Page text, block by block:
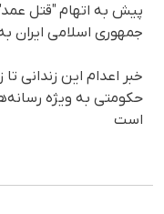
پیش به اتهام "قتل
جمهوری اسلامی ایران
خبر اعدام این زندانی
حکومتی به ویژه
است